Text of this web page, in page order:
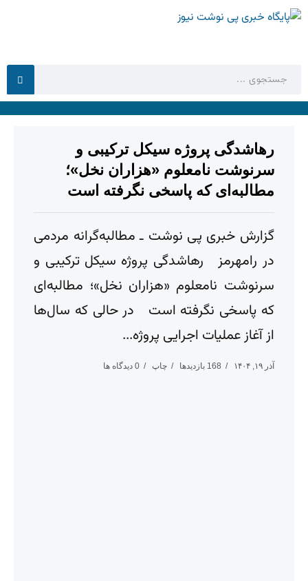
رهاشدگی پروژه سیکل ترکیبی و
سرنوشت نامعلوم «هزاران نخل»؛
مطالبه‌ای که پاسخی نگرفته است
گزارش خبری پی نوشت ـ مطالبه‌گرانه مردمی
در رامهرمز رهاشدگی پروژه سیکل ترکیبی و
سرنوشت نامعلوم «هزاران نخل»؛ مطالبه‌ای
که پاسخی نگرفته است در حالی که سال‌ها
از آغاز عملیات اجرایی پروژه...
آذر ۱۹, ۱۴۰۴ 168 بازدیدها چاپ 0 دیدگاه ها